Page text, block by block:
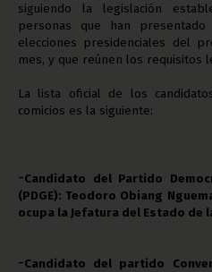
siguiendo la legislación
personas que han
elecciones presidenciales del
mes, y que reúnen los requisitos
La lista oficial de los
comicios es la siguiente:
-Candidato del Partido
(PDGE): Teodoro Obiang
ocupa la Jefatura del Estado de
-Candidato del partido